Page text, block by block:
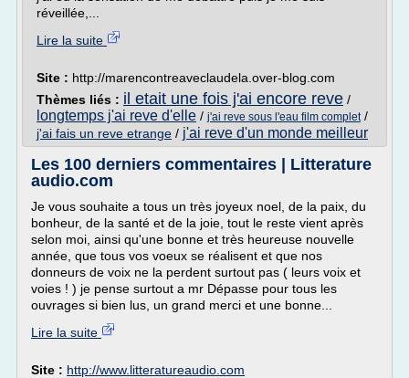
réveillée,...
Lire la suite
Site : http://marencontreaveclaudela.over-blog.com
Thèmes liés : il etait une fois j'ai encore reve /
longtemps j'ai reve d'elle / j'ai reve sous l'eau film complet/
j'ai fais un reve etrange / j'ai reve d'un monde meilleur
Les 100 derniers commentaires | Litterature
audio.com
Je vous souhaite a tous un très joyeux noel, de la paix, du
bonheur, de la santé et de la joie, tout le reste vient après
selon moi, ainsi qu'une bonne et très heureuse nouvelle
année, que tous vos voeux se réalisent et que nos
donneurs de voix ne la perdent surtout pas ( leurs voix et
voies ! ) je pense surtout a mr Dépasse pour tous les
ouvrages si bien lus, un grand merci et une bonne...
Lire la suite
Site : http://www.litteratureaudio.com